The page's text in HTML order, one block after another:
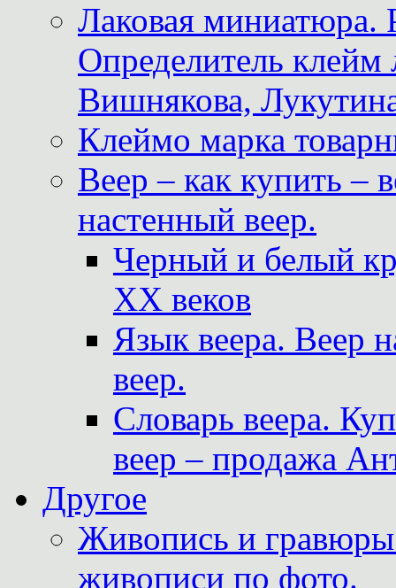
Лаковая миниатюра.
Определитель
Вишнякова,
Клеймо марка
Веер – как купить –
настенный веер.
Черный и белый
XX веков
Язык веера. Веер
веер.
Словарь веера.
веер – продажа
Другое
Живопись и
живописи по фото.